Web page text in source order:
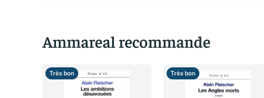
Ammareal recommande
Très bon Très bon